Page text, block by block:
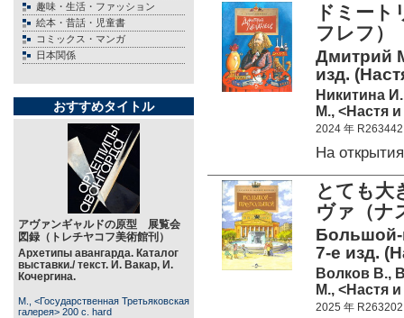
趣味・生活・ファッション
絵本・昔話・児童書
コミックス・マンガ
日本関係
おすすめタイトル
アヴァンギャルドの原型 展覧会
図録（トレチヤコフ美術館刊）
Архетипы авангарда. Каталог
выставки./ текст. И. Вакар, И.
Кочергина.
М., <Государственная Третьяковская
галерея> 200 c. hard
ドミー
フレフ）
Дмитрий
изд.
Никитина И.
М., <Настя
2024 年 R263442
На
とても
ヴァ（
Большой-
7-е изд.
Волков В.,
М., <Настя
2025 年 R263202